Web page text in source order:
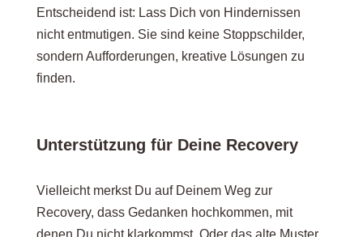
Entscheidend ist: Lass Dich von Hindernissen
nicht entmutigen. Sie sind keine Stoppschilder,
sondern Aufforderungen, kreative Lösungen zu
finden.
Unterstützung für Deine Recovery
Vielleicht merkst Du auf Deinem Weg zur
Recovery, dass Gedanken hochkommen, mit
denen Du nicht klarkommst. Oder das alte Muster